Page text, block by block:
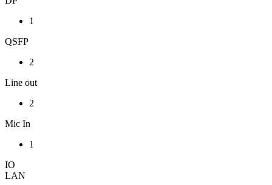
1
QSFP
2
Line out
2
Mic In
1
IO
LAN